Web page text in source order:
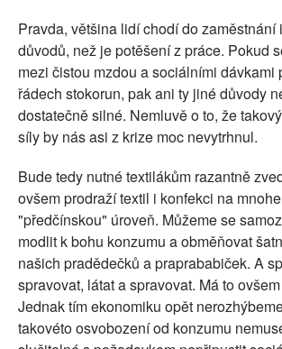
Pravda, většina lidí chodí do zaměstnání
důvodů, než je potěšení z práce. Pokud
mezi čistou mzdou a sociálními dávkami
řádech stokorun, pak ani ty jiné důvody
dostatečně silné. Nemluvě o to, že
síly by nás asi z krize moc nevytrhnul.
Bude tedy nutné textilákům razantně
ovšem prodraží textil i konfekci na
"předčínskou" úroveň. Můžeme se
modlit k bohu konzumu a obměňovat
našich pradědečků a praprababiček. A
spravovat, látat a spravovat. Má to
Jednak tím ekonomiku opět
takovéto osvobození od konzumu